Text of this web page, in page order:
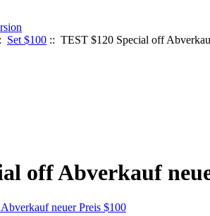
Set $100 :: TEST $120 Special off
off Abverkauf